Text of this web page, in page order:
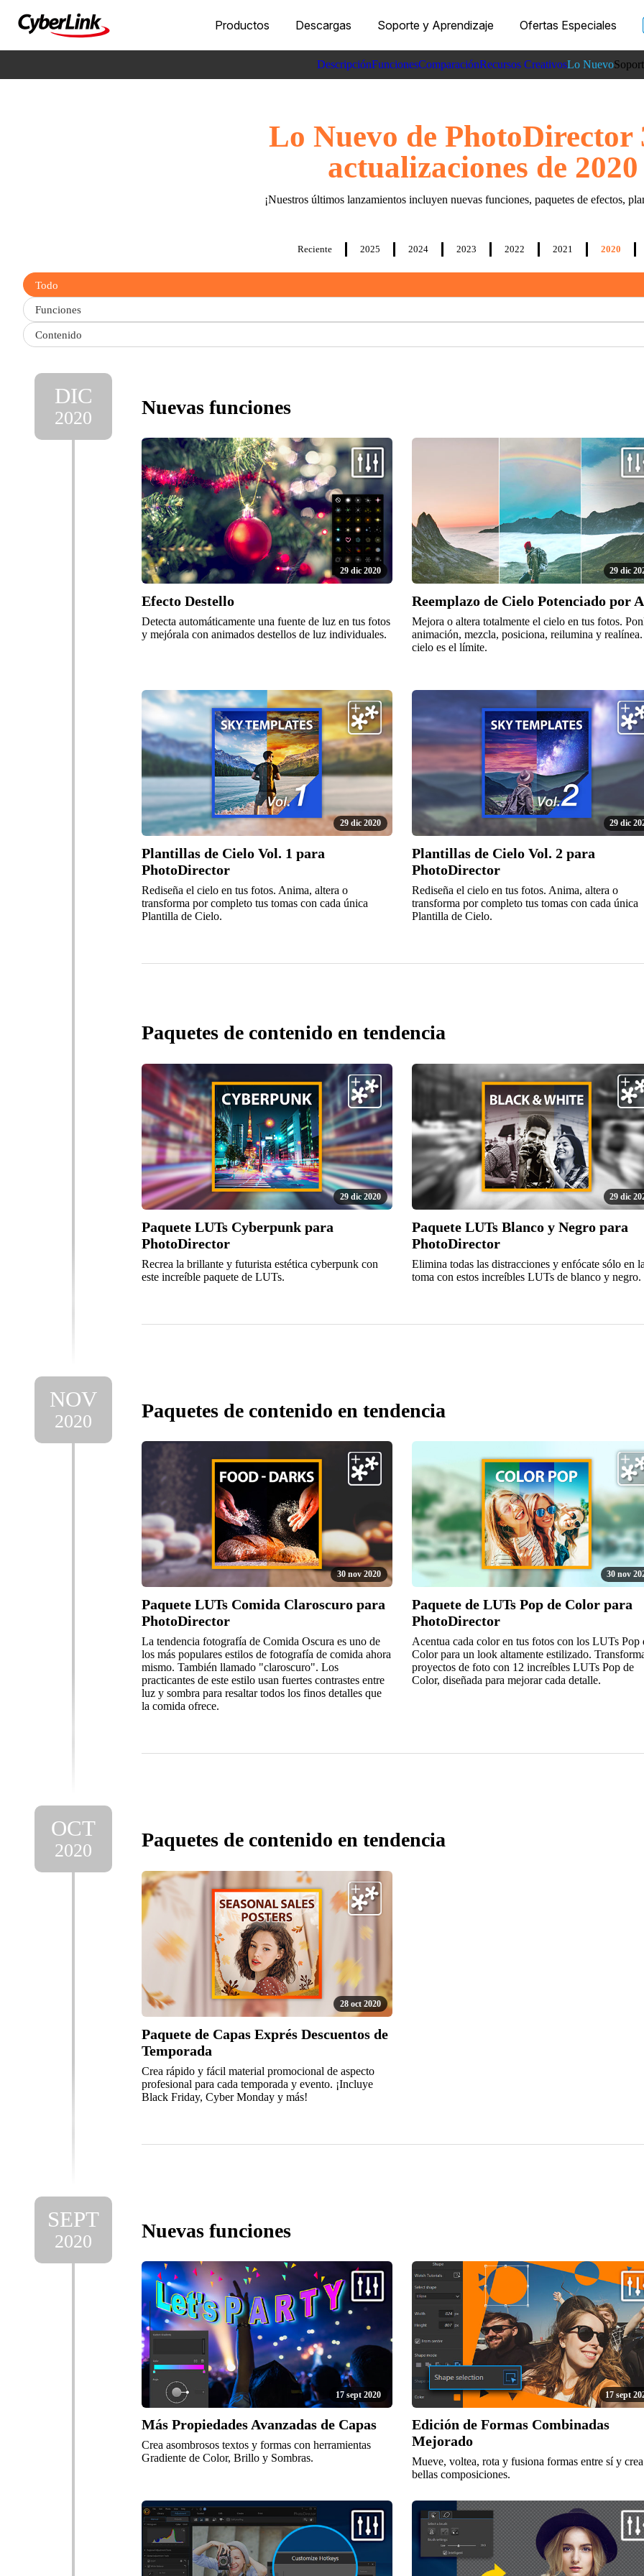
Productos Descargas Soporte y Aprendizaje Ofertas Especiales
DescripciónFuncionesComparaciónRecursos CreativosLo Nuevo
Lo Nuevo de PhotoDirector
actualizaciones de 2020
¡Nuestros últimos lanzamientos incluyen nuevas funciones, paquetes de efectos,
Reciente 2025 2024 2023 2022 2021 2020
Filter
updates
by
type
Todo
Funciones
Contenido
DIC
2020 Nuevas funciones
29 dic 2020
Efecto Destello
Detecta automáticamente una fuente de luz en tus fotos
y mejórala con animados destellos de luz individuales.
29 dic
Reemplazo de Cielo Potenciado por
Mejora o altera totalmente el cielo en tus fotos.
animación, mezcla, posiciona, reilumina y
cielo es el límite.
29 dic 2020
Plantillas de Cielo Vol. 1 para
PhotoDirector
Rediseña el cielo en tus fotos. Anima, altera o
transforma por completo tus tomas con cada única
Plantilla de Cielo.
29 dic
Plantillas de Cielo Vol. 2 para
PhotoDirector
Rediseña el cielo en tus fotos. Anima, altera o
transforma por completo tus tomas con cada única
Plantilla de Cielo.
Paquetes de contenido en tendencia
29 dic 2020
Paquete LUTs Cyberpunk para
PhotoDirector
Recrea la brillante y futurista estética cyberpunk con
este increíble paquete de LUTs.
29 dic
Paquete LUTs Blanco y Negro para
PhotoDirector
Elimina todas las distracciones y enfócate sólo en
toma con estos increíbles LUTs de blanco y negro.
NOV
2020 Paquetes de contenido en tendencia
30 nov 2020
Paquete LUTs Comida Claroscuro para
PhotoDirector
La tendencia fotografía de Comida Oscura es uno de
los más populares estilos de fotografía de comida ahora
mismo. También llamado "claroscuro". Los
practicantes de este estilo usan fuertes contrastes entre
luz y sombra para resaltar todos los finos detalles que
la comida ofrece.
30 nov
Paquete de LUTs Pop de Color para
PhotoDirector
Acentua cada color en tus fotos con los LUTs Pop
Color para un look altamente estilizado.
proyectos de foto con 12 increíbles LUTs Pop de
Color, diseñada para mejorar cada detalle.
OCT
2020 Paquetes de contenido en tendencia
28 oct 2020
Paquete de Capas Exprés Descuentos de
Temporada
Crea rápido y fácil material promocional de aspecto
profesional para cada temporada y evento. ¡Incluye
Black Friday, Cyber Monday y más!
SEPT
2020 Nuevas funciones
17 sept 2020
Más Propiedades Avanzadas de Capas
Crea asombrosos textos y formas con herramientas
Gradiente de Color, Brillo y Sombras.
17 sept
Edición de Formas Combinadas
Mejorado
Mueve, voltea, rota y fusiona formas entre sí y crea
bellas composiciones.